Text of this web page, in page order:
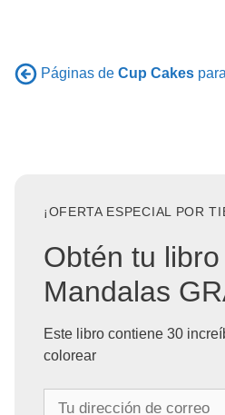
Páginas de Cup Cakes
¡OFERTA ESPECIAL POR
Obtén tu
Mandalas
Este libro contiene 30
colorear